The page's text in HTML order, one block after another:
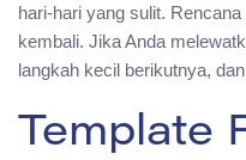
hari-hari yang sulit.
kembali. Jika Anda
langkah kecil berikutnya,
Template